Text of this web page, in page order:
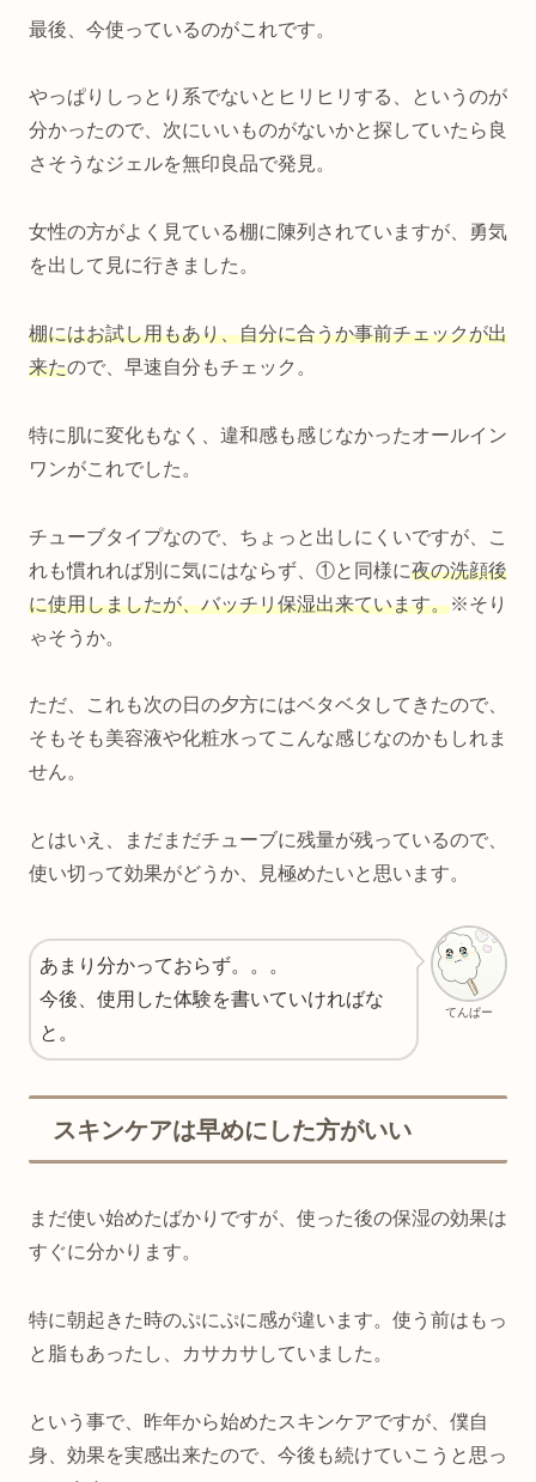
最後、今使っているのがこれです。
やっぱりしっとり系でないとヒリヒリする、というのが
分かったので、次にいいものがないかと探していたら良
さそうなジェルを無印良品で発見。
女性の方がよく見ている棚に陳列されていますが、勇気
を出して見に行きました。
棚にはお試し用もあり、自分に合うか事前チェックが出
来たので、早速自分もチェック。
特に肌に変化もなく、違和感も感じなかったオールイン
ワンがこれでした。
チューブタイプなので、ちょっと出しにくいですが、こ
れも慣れれば別に気にはならず、①と同様に夜の洗顔後
に使用しましたが、バッチリ保湿出来ています。※そり
ゃそうか。
ただ、これも次の日の夕方にはベタベタしてきたので、
そもそも美容液や化粧水ってこんな感じなのかもしれま
せん。
とはいえ、まだまだチューブに残量が残っているので、
使い切って効果がどうか、見極めたいと思います。
てんぱー
あまり分かっておらず。。。
今後、使用した体験を書いていければな
と。
スキンケアは早めにした方がいい
まだ使い始めたばかりですが、使った後の保湿の効果は
すぐに分かります。
特に朝起きた時のぷにぷに感が違います。使う前はもっ
と脂もあったし、カサカサしていました。
という事で、昨年から始めたスキンケアですが、僕自
身、効果を実感出来たので、今後も続けていこうと思っ